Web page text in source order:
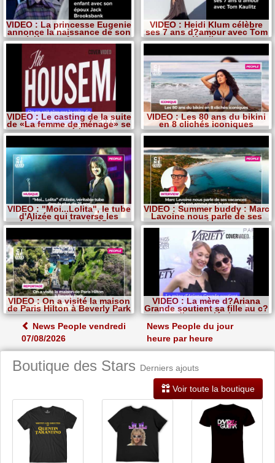
VIDEO : La princesse Eugenie
annonce la naissance de son
troisième enfant avec son
époux Jack Brooksbank
VIDEO : Le casting de la suite
de «La femme de ménage» se
concrétise
VIDEO : Heidi Klum célèbre
ses 7 ans d?amour avec Tom
Kaulitz
VIDEO : Les 80 ans du bikini
en 8 clichés iconiques
VIDEO : "Moi...Lolita", le tube
d'Alizée qui traverse les
générations depuis 25 ans
VIDEO : Summer buddy : Marc
Lavoine nous parle de ses
vacances et de son amour
pour le voyage
VIDEO : On a visité la maison
de Paris Hilton à Beverly Park
VIDEO : La mère d?Ariana
Grande soutient sa fille au c?
ur d'une polémique
News People vendredi
07/08/2026
News People du jour
heure par heure
Boutique des Stars Derniers ajouts
Voir toute la boutique